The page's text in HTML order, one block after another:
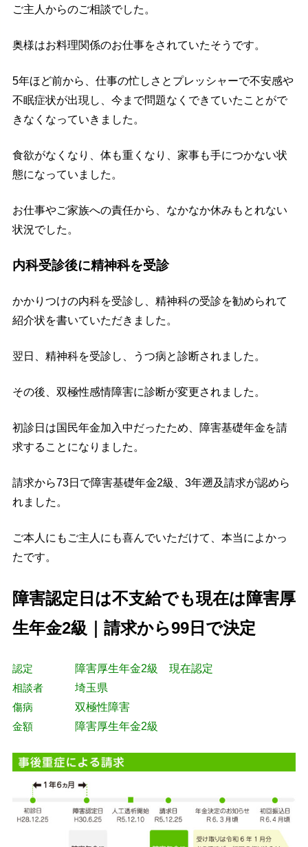
ご主人からのご相談でした。
奥様はお料理関係のお仕事をされていたそうです。
5年ほど前から、仕事の忙しさとプレッシャーで不安感や
不眠症状が出現し、今まで問題なくできていたことがで
きなくなっていきました。
食欲がなくなり、体も重くなり、家事も手につかない状
態になっていました。
お仕事やご家族への責任から、なかなか休みもとれない
状況でした。
内科受診後に精神科を受診
かかりつけの内科を受診し、精神科の受診を勧められて
紹介状を書いていただきました。
翌日、精神科を受診し、うつ病と診断されました。
その後、双極性感情障害に診断が変更されました。
初診日は国民年金加入中だったため、障害基礎年金を請
求することになりました。
請求から73日で障害基礎年金2級、3年遡及請求が認めら
れました。
ご本人にもご主人にも喜んでいただけて、本当によかっ
たです。
障害認定日は不支給でも現在は障害厚
生年金2級｜請求から99日で決定
認定
障害厚生年金2級 現在認定
相談者
埼玉県
傷病
双極性障害
金額
障害厚生年金2級